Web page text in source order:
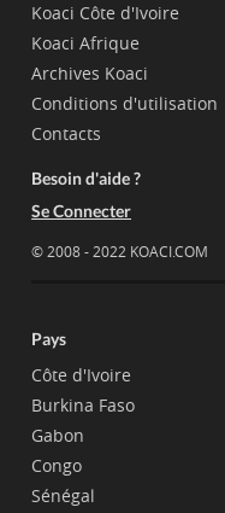
Koaci Côte d'Ivoire
Koaci Afrique
Archives Koaci
Conditions d'utilisation
Contacts
Besoin d'aide ?
Se Connecter
© 2008 - 2022 KOACI.COM
Pays
Côte d'Ivoire
Burkina Faso
Gabon
Congo
Sénégal